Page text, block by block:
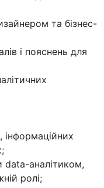
та бізнес-
і пояснень для
інформаційних
data-аналітиком,
ролі;